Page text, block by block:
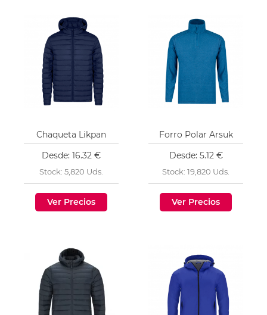
Chaqueta Likpan
Desde: 16.32 €
Stock: 5,820 Uds.
Ver Precios
Forro Polar Arsuk
Desde: 5.12 €
Stock: 19,820 Uds.
Ver Precios